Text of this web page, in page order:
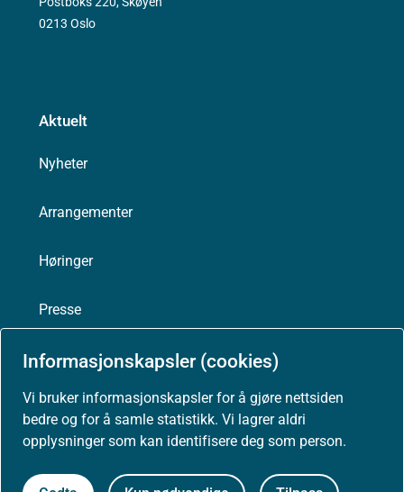
Informasjonskapsler (cookies)
Vi bruker informasjonskapsler for å gjøre nettsiden
bedre og for å samle statistikk. Vi lagrer aldri
opplysninger som kan identifisere deg som person.
0213 Oslo
Aktuelt
Nyheter
Arrangementer
Høringer
Presse
Om nettstedet
Personvernerklæring